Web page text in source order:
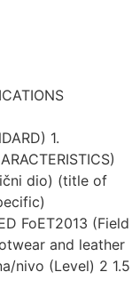
1.
dio) (title of
FoET2013 (Field
and leather
nivo (Level) 2 1.5